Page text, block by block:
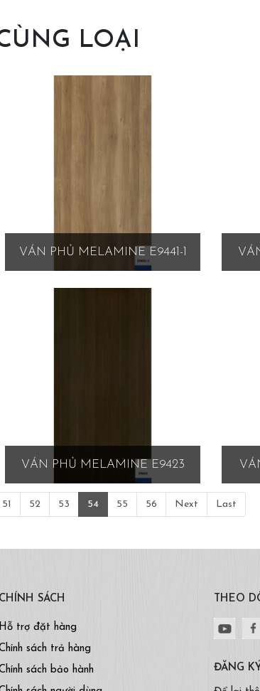
LOẠI
VÁN PHỦ MELAMINE E9441-1
VÁN PHỦ MELAMINE E9423
51 52 53 54 55 56 Next Last
CHÍNH SÁCH
Hỗ trợ đặt hàng
sách trả hàng
sách bảo hành
THEO
ĐĂNG